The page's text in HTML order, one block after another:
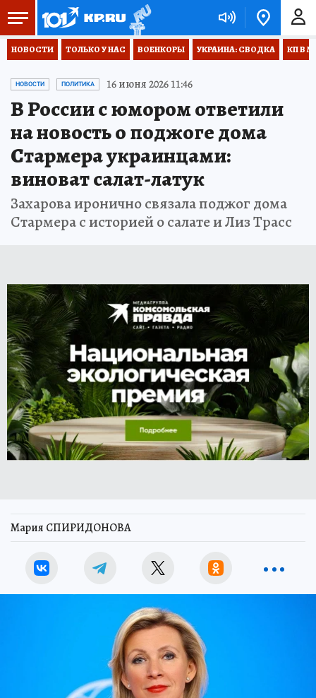
НОВОСТИ ТОЛЬКО У НАС ВОЕНКОРЫ УКРАИНА: СВОДКА КП В
НОВОСТИ ПОЛИТИКА 16 июня 2026 11:46
В России с юмором ответили
на новость о поджоге дома
Стармера украинцами:
виноват салат-латук
Захарова иронично связала поджог дома
Стармера с историей о салате и Лиз Трасс
Мария СПИРИДОНОВА